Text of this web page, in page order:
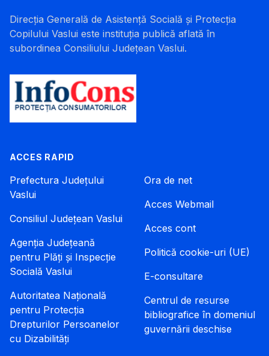
Direcția Generală de Asistență Socială și Protecția
Copilului Vaslui este instituția publică aflată în
subordinea Consiliului Județean Vaslui.
ACCES RAPID
Prefectura Județului
Vaslui
Consiliul Județean Vaslui
Agenția Județeană
pentru Plăți și Inspecție
Socială Vaslui
Autoritatea Națională
pentru Protecția
Drepturilor Persoanelor
cu Dizabilități
Ora de net
Acces Webmail
Acces cont
Politică cookie-uri (UE)
E-consultare
Centrul de resurse
bibliografice în domeniul
guvernării deschise